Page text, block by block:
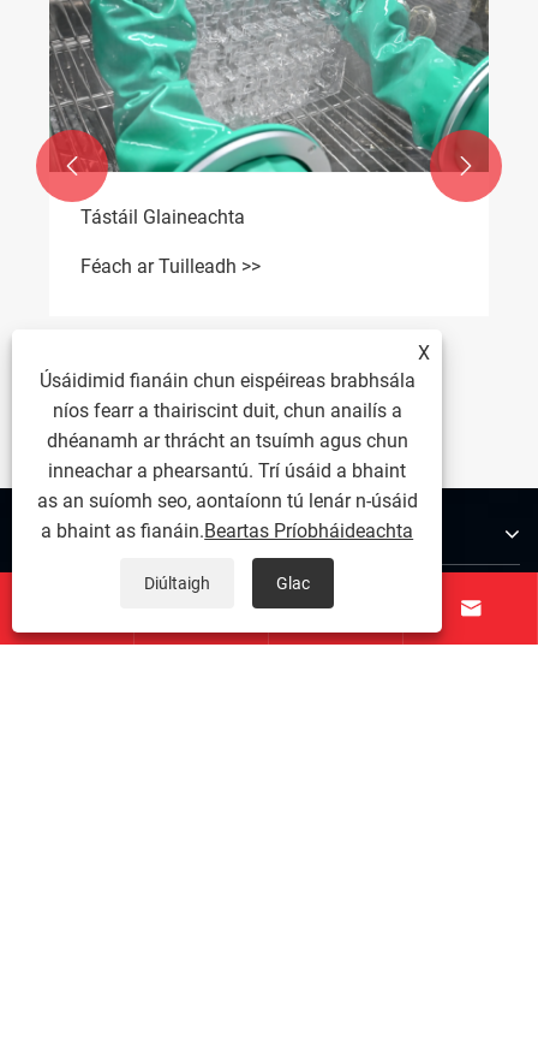
Tástáil Glaineachta
Féach ar Tuilleadh >>
 
Maidir Linne
Glaoigh orainn
 
X
Úsáidimid fianáin chun eispéireas brabhsála
níos fearr a thairiscint duit, chun anailís a
dhéanamh ar thrácht an tsuímh agus chun
inneachar a phearsantú. Trí úsáid a bhaint
as an suíomh seo, aontaíonn tú lenár n-úsáid
a bhaint as fianáin.Beartas Príobháideachta
Diúltaigh Glac